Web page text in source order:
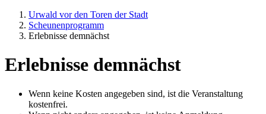
Urwald vor den Toren der Stadt
Scheunenprogramm
Erlebnisse demnächst
Erlebnisse demnächst
Wenn keine Kosten angegeben sind, ist die Veranstaltung
kostenfrei.